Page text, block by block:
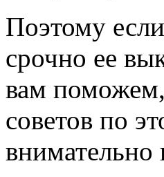
Поэтому
срочно ее
вам
советов по